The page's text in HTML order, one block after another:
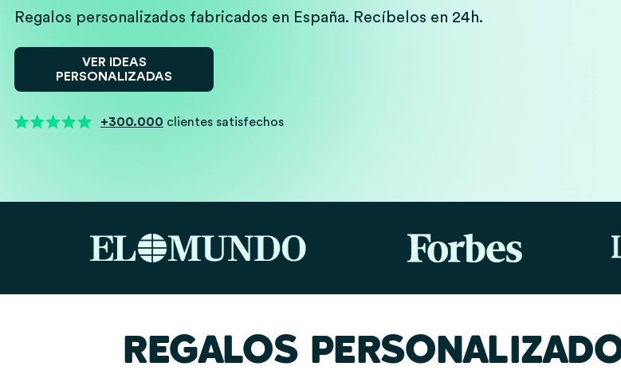
Regalos personalizados fabricados en España. Recíbelos en 24h.
VER IDEAS
PERSONALIZADAS
+300.000 clientes satisfechos
REGALOS